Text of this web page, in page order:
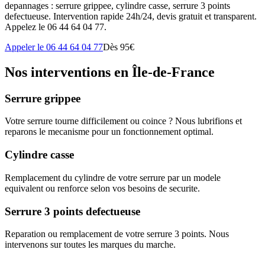
depannages : serrure grippee, cylindre casse, serrure 3 points
defectueuse. Intervention rapide 24h/24, devis gratuit et transparent.
Appelez le 06 44 64 04 77.
Appeler le 06 44 64 04 77Dès 95€
Nos interventions en Île-de-France
Serrure grippee
Votre serrure tourne difficilement ou coince ? Nous lubrifions et
reparons le mecanisme pour un fonctionnement optimal.
Cylindre casse
Remplacement du cylindre de votre serrure par un modele
equivalent ou renforce selon vos besoins de securite.
Serrure 3 points defectueuse
Reparation ou remplacement de votre serrure 3 points. Nous
intervenons sur toutes les marques du marche.